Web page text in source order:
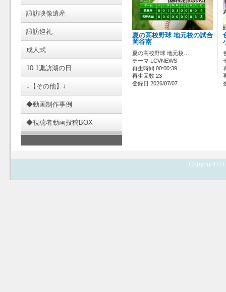
諏訪映像遺産
諏訪巡礼
成人式
10.1諏訪湖の日
↓【その他】↓
◆動画制作事例
◆視聴者動画投稿BOX
夏の高校野球 地元校の試合
岡谷南
夏の高校野球 地元校…
テーマ LCVNEWS
再生時間 00:00:39
再生回数 23
登録日 2026/07/07
Copyright ©